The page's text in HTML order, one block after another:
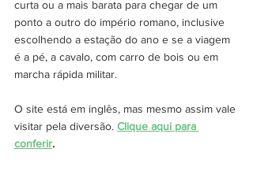
curta ou a mais barata para chegar de um
ponto a outro do império romano, inclusive
escolhendo a estação do ano e se a viagem
é a pé, a cavalo, com carro de bois ou em
marcha rápida militar.
O site está em inglês, mas mesmo assim vale
visitar pela diversão. Clique aqui para
conferir.